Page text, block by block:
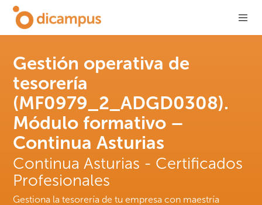
Gestión operativa de
tesorería
(MF0979_2_ADGD0308).
Módulo formativo –
Continua Asturias
Continua Asturias - Certificados
Profesionales
Gestiona la tesorería de tu empresa con maestría